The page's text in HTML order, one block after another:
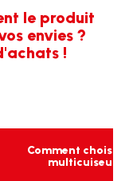
le produit
envies ?
!
Comment choisir
multicuiseur ?